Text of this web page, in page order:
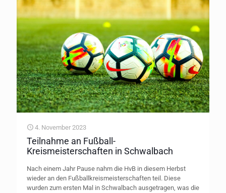
4. November 2023
Teilnahme an Fußball-
Kreismeisterschaften in Schwalbach
Nach einem Jahr Pause nahm die HvB in diesem Herbst
wieder an den Fußballkreismeisterschaften teil. Diese
wurden zum ersten Mal in Schwalbach ausgetragen, was die